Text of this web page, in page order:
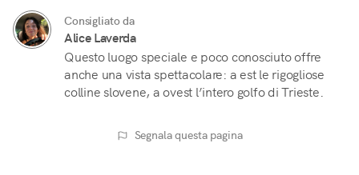
Consigliato da
Alice Laverda
Questo luogo speciale e poco conosciuto offre
anche una vista spettacolare: a est le rigogliose
colline slovene, a ovest l’intero golfo di Trieste.
Segnala questa pagina